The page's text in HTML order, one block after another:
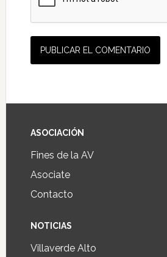
ASOCIACIÓN
Fines de la AV
Asociate
Contacto
NOTICIAS
Villaverde Alto